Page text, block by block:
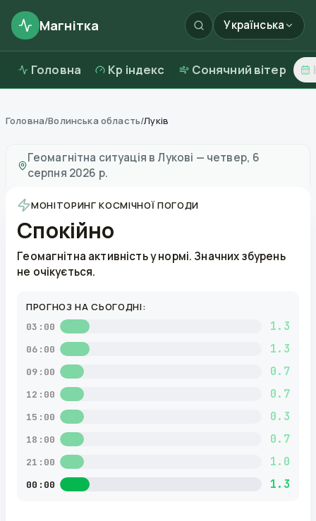
Магнітка Українська
Головна Kp індекс Сонячний вітер
Головна/Волинська область/Луків
Геомагнітна ситуація в Лукові — четвер, 6
серпня 2026 р.
МОНІТОРИНГ КОСМІЧНОЇ ПОГОДИ
Спокійно
Геомагнітна активність у нормі. Значних збурень
не очікується.
ПРОГНОЗ НА СЬОГОДНІ:
03:00 1.3
06:00 1.3
09:00 0.7
12:00 0.7
15:00 0.3
18:00 0.7
21:00 1.0
00:00 1.3